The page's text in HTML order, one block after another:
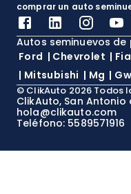
comprar un auto
Autos seminuevos
Ford | Chevrolet |
| Mitsubishi | Mg |
© ClikAuto 2026 Todos
ClikAuto, San
hola@clikauto.com
Teléfono: 5589571916